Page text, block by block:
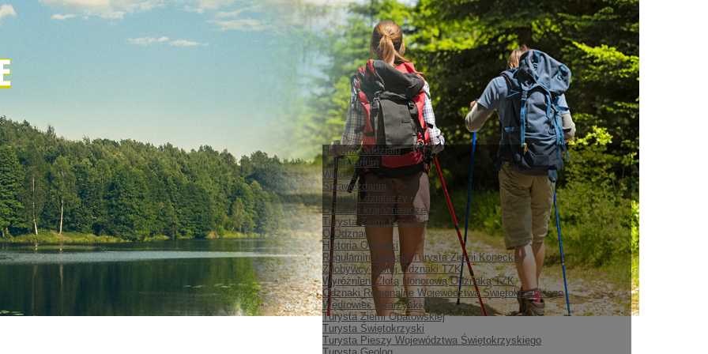
Historia Oddziału
Kalendarium
Władze
Sprawozdania
Sylwetki działaczy
Odznaki krajoznawcze
Turysta Ziemi Koneckiej
O Odznace
Historia Odznaki
Regulamin odznaki Turysta Ziemi Koneckiej
Zdobywcy Złotej Odznaki TZK
Wyróżnieni Złotą Honorową Odznaką TZK
Odznaki Regionalne Województwa Świętokrzyskiego
Wędrowiec Skarżyski
Turysta Ziemi Opatowskiej
Turysta Świętokrzyski
Turysta Pieszy Województwa Świętokrzyskiego